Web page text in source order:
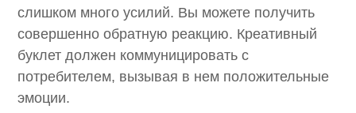
слишком много усилий. Вы можете получить
совершенно обратную реакцию. Креативный
буклет должен коммуницировать с
потребителем, вызывая в нем положительные
эмоции.